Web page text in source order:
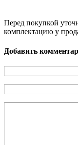
Перед покупкой
комплектацию у
Добавить